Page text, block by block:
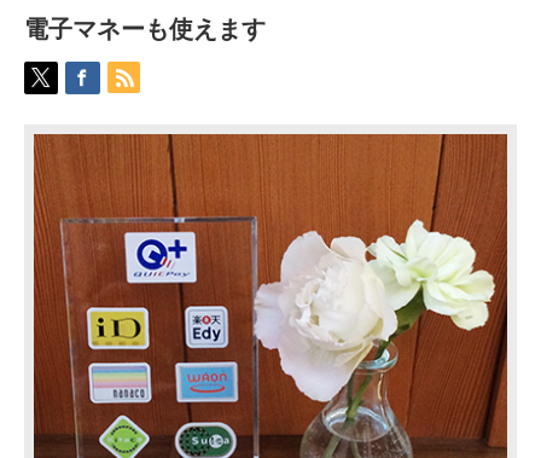
電子マネーも使えます